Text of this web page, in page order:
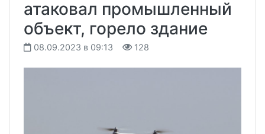
атаковал промышленный
объект, горело здание
08.09.2023 в 09:13 128